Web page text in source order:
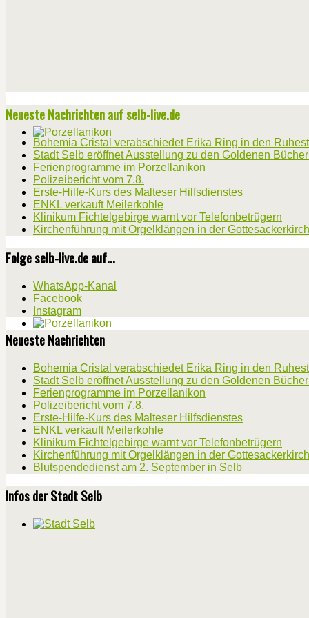
Neueste Nachrichten auf selb-live.de
Bohemia Cristal verabschiedet Erika Ring in den
Stadt Selb eröffnet Ausstellung zu den Goldenen
Ferienprogramme im Porzellanikon
Polizeibericht vom 7.8.
Erste-Hilfe-Kurs des Malteser Hilfsdienstes
ENKL verkauft Meilerkohle
Klinikum Fichtelgebirge warnt vor Telefonbetrügern
Kirchenführung mit Orgelklängen in der
Folge selb-live.de auf...
WhatsApp-Kanal
Facebook
Instagram
Neueste Nachrichten
Bohemia Cristal verabschiedet Erika Ring in den
Stadt Selb eröffnet Ausstellung zu den Goldenen
Ferienprogramme im Porzellanikon
Polizeibericht vom 7.8.
Erste-Hilfe-Kurs des Malteser Hilfsdienstes
ENKL verkauft Meilerkohle
Klinikum Fichtelgebirge warnt vor Telefonbetrügern
Kirchenführung mit Orgelklängen in der
Blutspendedienst am 2. September in Selb
Infos der Stadt Selb